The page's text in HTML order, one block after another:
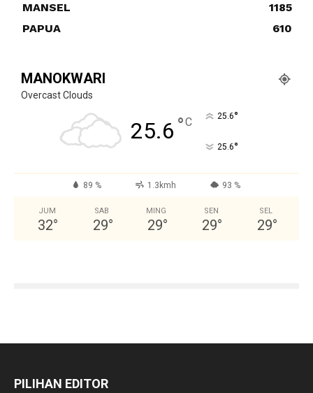
MANSEL
1185
PAPUA
610
MANOKWARI
Overcast Clouds
25.6 °C 25.6°
25.6°
89 % 1.3kmh 93 %
JUM
32°
SAB
29°
MING
29°
SEN
29°
SEL
29°
PILIHAN EDITOR